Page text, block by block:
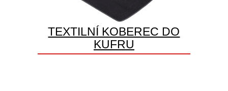
TEXTILNÍ KOBEREC DO
KUFRU